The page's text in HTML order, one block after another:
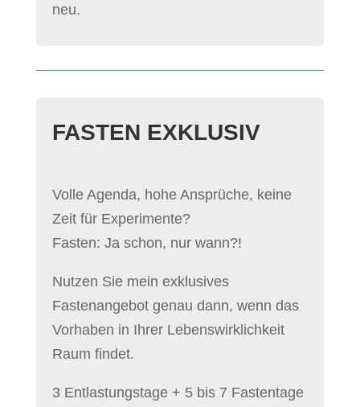
neu.
FASTEN EXKLUSIV
Volle Agenda, hohe Ansprüche, keine
Zeit für Experimente?
Fasten: Ja schon, nur wann?!
Nutzen Sie mein exklusives
Fastenangebot genau dann, wenn das
Vorhaben in Ihrer Lebenswirklichkeit
Raum findet.
3 Entlastungstage + 5 bis 7 Fastentage